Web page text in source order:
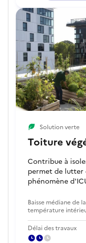
Solution verte
Toiture
Contribue à
permet de lutter
phénomène
Baisse médiane de la
température
Délai des travaux